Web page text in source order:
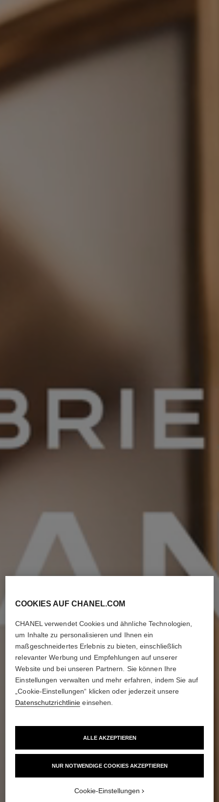
COOKIES AUF CHANEL.COM
CHANEL verwendet Cookies und ähnliche Technologien,
um Inhalte zu personalisieren und Ihnen ein
maßgeschneidertes Erlebnis zu bieten, einschließlich
relevanter Werbung und Empfehlungen auf unserer
Website und bei unseren Partnern. Sie können Ihre
Einstellungen verwalten und mehr erfahren, indem Sie auf
„Cookie-Einstellungen“ klicken oder jederzeit unsere
Datenschutzrichtlinie einsehen.
NUR NOTWENDIGE COOKIES AKZEPTIEREN
ALLE AKZEPTIEREN
Cookie-Einstellungen